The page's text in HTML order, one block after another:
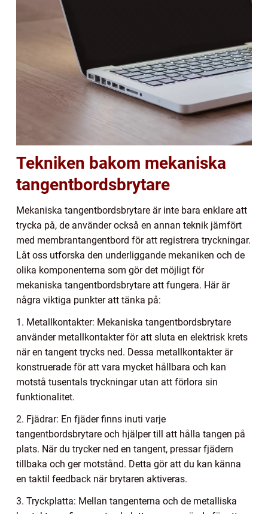
Tekniken bakom mekaniska
tangentbordsbrytare
Mekaniska tangentbordsbrytare är inte bara enklare att
trycka på, de använder också en annan teknik jämfört
med membrantangentbord för att registrera tryckningar.
Låt oss utforska den underliggande mekaniken och de
olika komponenterna som gör det möjligt för
mekaniska tangentbordsbrytare att fungera. Här är
några viktiga punkter att tänka på:
1. Metallkontakter: Mekaniska tangentbordsbrytare
använder metallkontakter för att sluta en elektrisk krets
när en tangent trycks ned. Dessa metallkontakter är
konstruerade för att vara mycket hållbara och kan
motstå tusentals tryckningar utan att förlora sin
funktionalitet.
2. Fjädrar: En fjäder finns inuti varje
tangentbordsbrytare och hjälper till att hålla tangen på
plats. När du trycker ned en tangent, pressar fjädern
tillbaka och ger motstånd. Detta gör att du kan känna
en taktil feedback när brytaren aktiveras.
3. Tryckplatta: Mellan tangenterna och de metalliska